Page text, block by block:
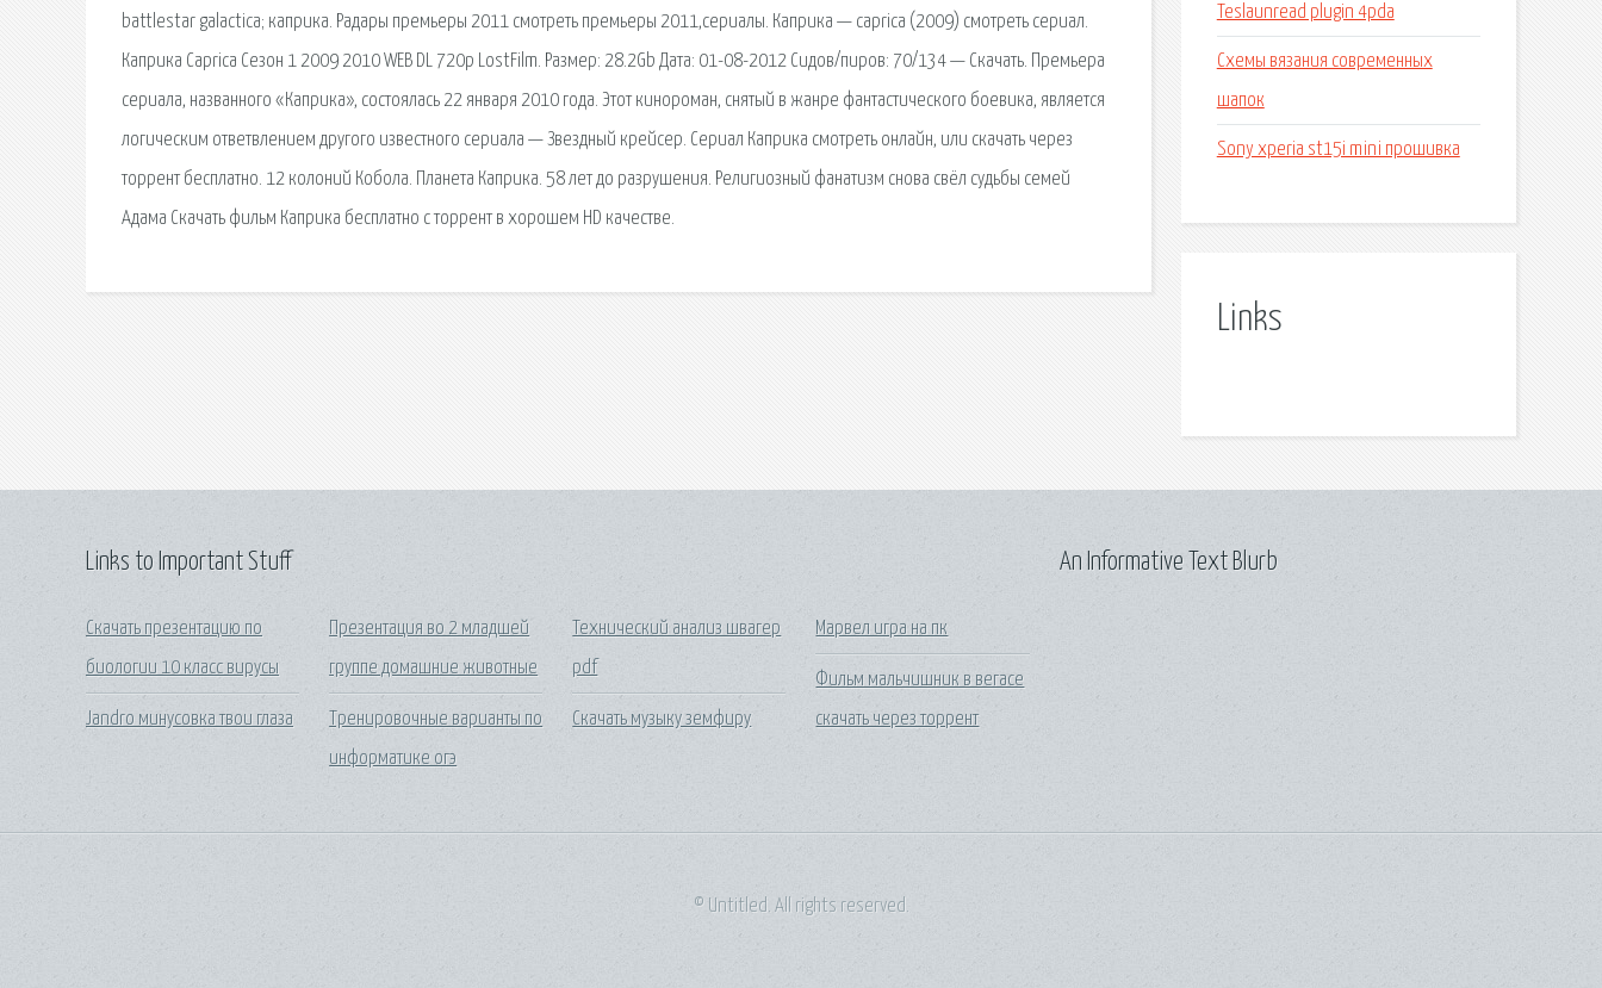
battlestar galactica; каприка. Радары премьеры 2011 cмотреть премьеры 2011,сериалы. Каприка — caprica (2009) смотреть сериал.
Каприка Caprica Сезон 1 2009 2010 WEB DL 720p LostFilm. Размер: 28.2Gb Дата: 01-08-2012 Сидов/пиров: 70/134 — Скачать. Премьера
сериала, названного «Каприка», состоялась 22 января 2010 года. Этот кинороман, снятый в жанре фантастического боевика, является
логическим ответвлением другого известного сериала — Звездный крейсер. Сериал Каприка смотреть онлайн, или скачать через
торрент бесплатно. 12 колоний Кобола. Планета Каприка. 58 лет до разрушения. Религиозный фанатизм снова свёл судьбы семей
Адама Скачать фильм Каприка бесплатно c торрент в хорошем HD качестве.
Teslaunread plugin 4pda
Схемы вязания современных
шапок
Sony xperia st15i mini прошивка
Links
Links to Important Stuff
Скачать презентацию по
биологии 10 класс вирусы
Jandro минусовка твои глаза
Презентация во 2 младшей
группе домашние животные
Тренировочные варианты по
информатике огэ
Технический анализ швагер
pdf
Скачать музыку земфиру
Марвел игра на пк
Фильм мальчишник в вегасе
скачать через торрент
An Informative Text Blurb
© Untitled. All rights reserved.